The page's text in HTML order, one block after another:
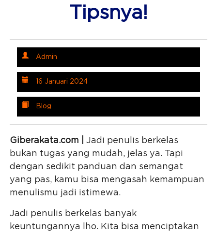
Tipsnya!
Admin
16 Januari 2024
Blog
Giberakata.com | Jadi penulis berkelas
bukan tugas yang mudah, jelas ya. Tapi
dengan sedikit panduan dan semangat
yang pas, kamu bisa mengasah kemampuan
menulismu jadi istimewa.
Jadi penulis berkelas banyak
keuntungannya lho. Kita bisa menciptakan